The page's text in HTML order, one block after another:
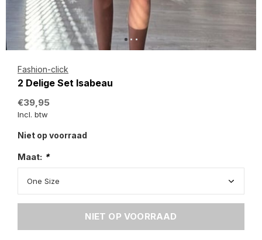
Fashion-click
2 Delige Set Isabeau
€39,95
Incl. btw
Niet op voorraad
Maat: *
NIET OP VOORRAAD